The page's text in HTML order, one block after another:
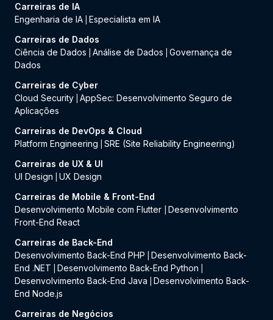
Carreiras de IA
Engenharia de IA Especialista em IA
Carreiras de Dados
Ciência de Dados
Análise de Dados
Governança de
Dados
Carreiras de Cyber
Cloud Security AppSec: Desenvolvimento Seguro de
Aplicações
Carreiras de DevOps & Cloud
Platform Engineering
SRE (Site Reliability Engineering)
Carreiras de UX & UI
UI Design
UX Design
Carreiras de Mobile & Front-End
Desenvolvimento Mobile com Flutter
Desenvolvimento
Front-End React
Carreiras de Back-End
Desenvolvimento Back-End PHP
Desenvolvimento Back-
End .NET
Desenvolvimento Back-End Python
Desenvolvimento Back-End Java
Desenvolvimento Back-
End Node.js
Carreiras de Negócios